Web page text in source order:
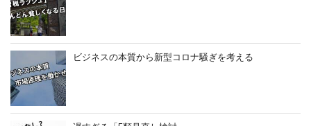
ビジネスの本質から新型コロナ騒ぎを考える